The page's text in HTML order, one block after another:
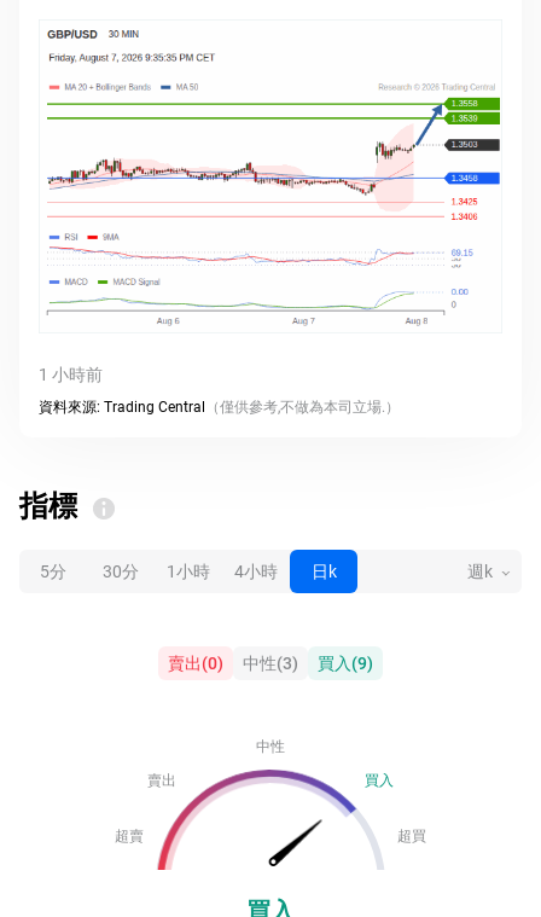
1 小時前
資料來源: Trading Central （僅供參考,不做為本司立場.）
指標
5分 30分 1小時 4小時 日k 週k
賣出(0) 中性(3) 買入(9)
中性
賣出
買入
超賣 超買
買入